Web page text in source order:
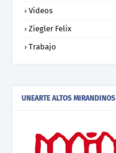
Videos
Ziegler Felix
Trabajo
UNEARTE ALTOS MIRANDINOS